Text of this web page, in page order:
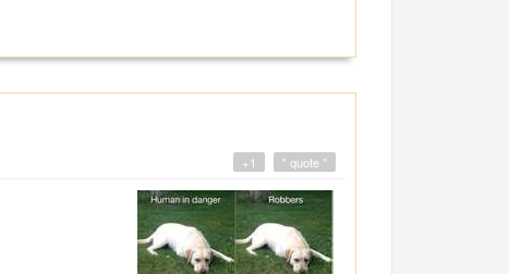
" quote "
+1